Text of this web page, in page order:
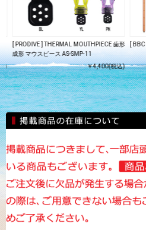
)
[ PRODIVE ] THERMAL MOUTHPIECE 歯形
成形 マウスピース AS-SMP-11
￥4,400(税込)
[